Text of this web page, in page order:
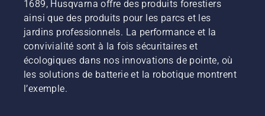
1689, Husqvarna offre des produits forestiers
ainsi que des produits pour les parcs et les
jardins professionnels. La performance et la
convivialité sont à la fois sécuritaires et
écologiques dans nos innovations de pointe, où
les solutions de batterie et la robotique montrent
l’exemple.